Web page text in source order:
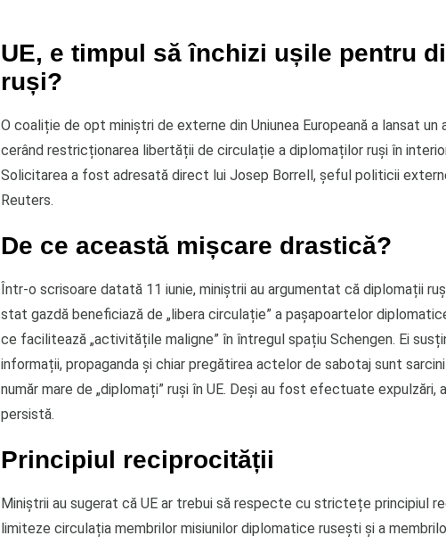
UE, e timpul să închizi ușile pentru
ruși?
O coaliție de opt miniștri de externe din Uniunea Europeană a lansat un
cerând restricționarea libertății de circulație a diplomaților ruși în
Solicitarea a fost adresată direct lui Josep Borrell, șeful politicii
Reuters.
De ce această mișcare drastică?
Într-o scrisoare datată 11 iunie, miniștrii au argumentat că diplomații
stat gazdă beneficiază de „libera circulație” a pașapoartelor
ce facilitează „activitățile maligne” în întregul spațiu Schengen. Ei
informații, propaganda și chiar pregătirea actelor de sabotaj sunt
număr mare de „diplomați” ruși în UE. Deși au fost efectuate expulzări,
persistă.
Principiul reciprocității
Miniștrii au sugerat că UE ar trebui să respecte cu strictețe principiul
limiteze circulația membrilor misiunilor diplomatice rusești și a